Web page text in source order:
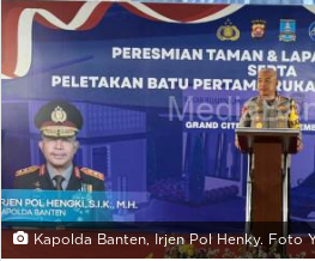
Kapolda Banten, Irjen Pol Henky. Foto